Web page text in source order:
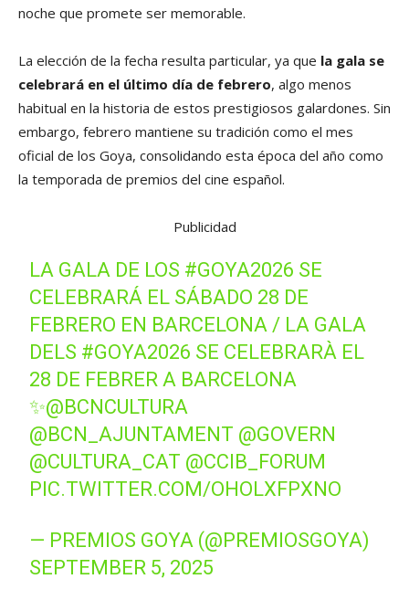
noche que promete ser memorable.
La elección de la fecha resulta particular, ya que la gala se
celebrará en el último día de febrero, algo menos
habitual en la historia de estos prestigiosos galardones. Sin
embargo, febrero mantiene su tradición como el mes
oficial de los Goya, consolidando esta época del año como
la temporada de premios del cine español.
Publicidad
LA GALA DE LOS #GOYA2026 SE
CELEBRARÁ EL SÁBADO 28 DE
FEBRERO EN BARCELONA / LA GALA
DELS #GOYA2026 SE CELEBRARÀ EL
28 DE FEBRER A BARCELONA
✨@BCNCULTURA
@BCN_AJUNTAMENT @GOVERN
@CULTURA_CAT @CCIB_FORUM
PIC.TWITTER.COM/OHOLXFPXNO
— PREMIOS GOYA (@PREMIOSGOYA)
SEPTEMBER 5, 2025